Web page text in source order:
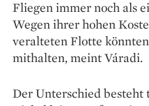
Fliegen immer noch als
Wegen ihrer hohen
veralteten Flotte
mithalten, meint Váradi.
Der Unterschied besteht